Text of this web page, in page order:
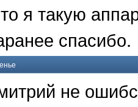
я такую
спасибо.
не